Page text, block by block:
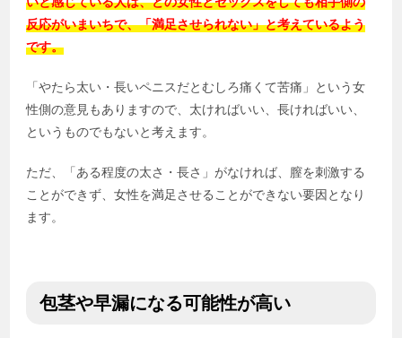
反応がいまいちで、「満足させられない」と考えているよう
です。
「やたら太い・長いペニスだとむしろ痛くて苦痛」という女
性側の意見もありますので、太ければいい、長ければいい、
というものでもないと考えます。
ただ、「ある程度の太さ・長さ」がなければ、膣を刺激する
ことができず、女性を満足させることができない要因となり
ます。
包茎や早漏になる可能性が高い